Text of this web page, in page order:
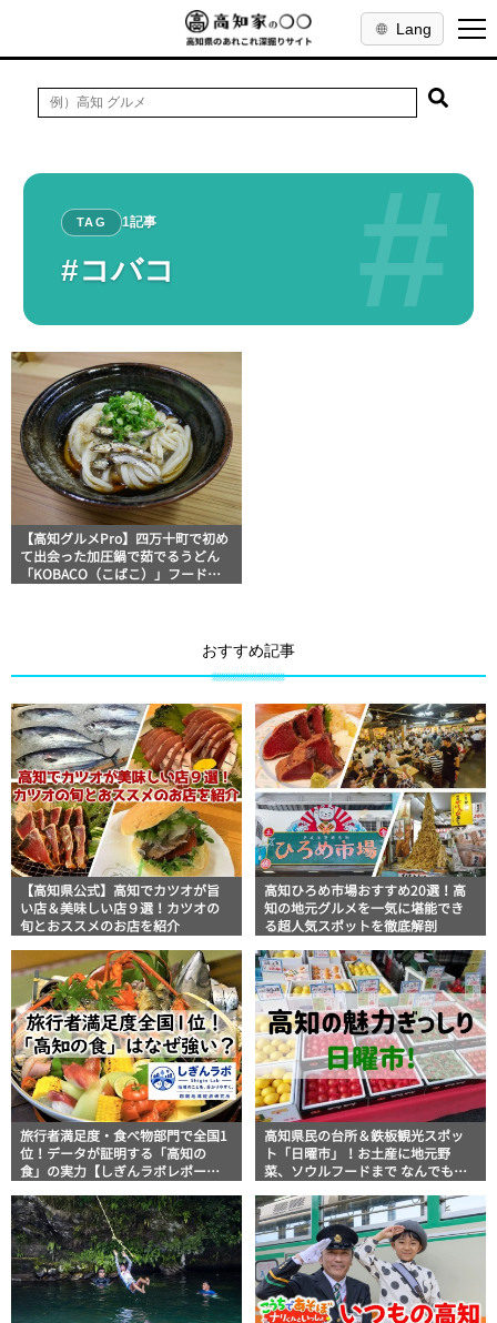
Lang
#
TAG 1記事
#コバコ
【高知グルメPro】四万十町で初め
て出会った加圧鍋で茹でるうどん
「KOBACO（こばこ）」フードジ
おすすめ記事
【高知県公式】高知でカツオが旨
い店＆美味しい店９選！カツオの
旬とおススメのお店を紹介
高知ひろめ市場おすすめ20選！高
知の地元グルメを一気に堪能でき
る超人気スポットを徹底解剖
旅行者満足度・食べ物部門で全国1
位！データが証明する「高知の
食」の実力【しぎんラボレポー
高知県民の台所＆鉄板観光スポッ
ト「日曜市」！お土産に地元野
菜、ソウルフードまで なんでもそ
説！